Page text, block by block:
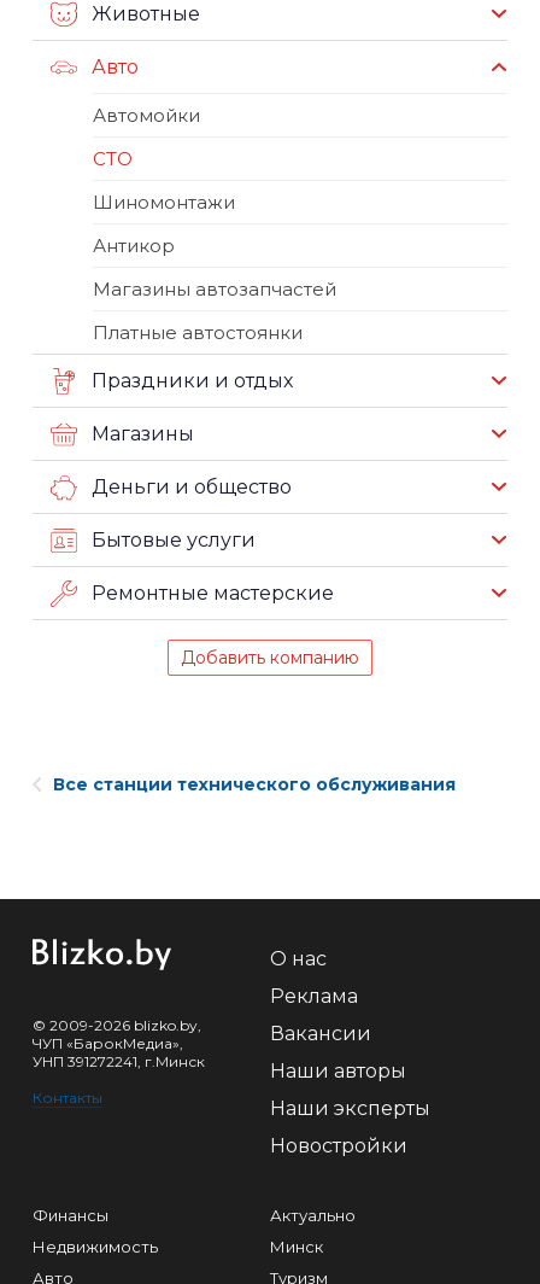
Животные
Авто
Автомойки
СТО
Шиномонтажи
Антикор
Магазины автозапчастей
Платные автостоянки
Праздники и отдых
Магазины
Деньги и общество
Бытовые услуги
Ремонтные мастерские
Добавить компанию
Все станции технического обслуживания
© 2009-2026 blizko.by,
ЧУП «БарокМедиа»,
УНП 391272241, г.Минск
Контакты
О нас
Реклама
Вакансии
Наши авторы
Наши эксперты
Новостройки
Финансы
Недвижимость
Авто
Актуально
Минск
Туризм